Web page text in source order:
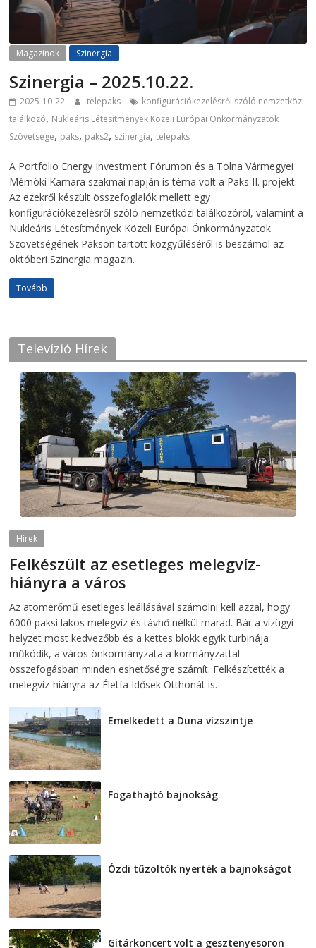
Magazinok Szinergia
Szinergia – 2025.10.22.
2025-10-22 telepaks
konfigurációkezelésről szóló nemzetközi
találkozó, Nukleáris Létesítmények Közeli Európai Önkormányzatok
Szövetsége, paks, paks2, szinergia,telepaks
A Portfolio Energy Investment Fórumon és a Tolna Vármegyei
Mérnöki Kamara szakmai napján is téma volt a Paks II. projekt.
Az ezekről készült összefoglalók mellett egy
konfigurációkezelésről szóló nemzetközi találkozóról, valamint a
Nukleáris Létesítmények Közeli Európai Önkormányzatok
Szövetségének Pakson tartott közgyűléséről is beszámol az
októberi Szinergia magazin.
Tovább
Televízió Hírek
Hírek
Felkészült az esetleges melegvíz-
hiányra a város
Az atomerőmű esetleges leállásával számolni kell azzal, hogy
6000 paksi lakos melegvíz és távhő nélkül marad. Bár a vízügyi
helyzet most kedvezőbb és a kettes blokk egyik turbinája
működik, a város önkormányzata a kormányzattal
összefogásban minden eshetőségre számít. Felkészítették a
melegvíz-hiányra az Életfa Idősek Otthonát is.
Emelkedett a Duna vízszintje
Fogathajtó bajnokság
Ózdi tűzoltók nyerték a bajnokságot
Gitárkoncert volt a gesztenyesoron